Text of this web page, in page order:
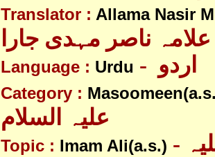
Translator : Allama Nasir
علامہ ناصر مہدی جارا
Language : Urdu
Category :
Topic : Imam Ali(a.s.) - امام علی علیہ